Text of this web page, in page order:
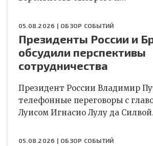
05.08.2026 | ОБЗОР СОБЫТИЙ
Президенты России и
обсудили перспективы
сотрудничества
Президент России Владимир
телефонные переговоры с
Луисом Игнасио Лулу да Силвой.
05.08.2026 | ОБЗОР СОБЫТИЙ